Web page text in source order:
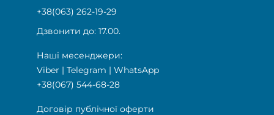
+38(063) 262-19-29
Дзвонити до: 17.00.
Наші месенджери:
Viber | Telegram | WhatsApp
+38(067) 544-68-28
Договір публічної оферти